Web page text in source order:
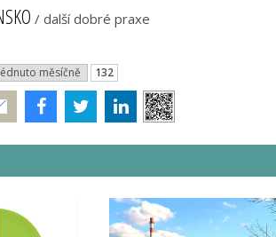
/ další dobré praxe
měsíčně 132